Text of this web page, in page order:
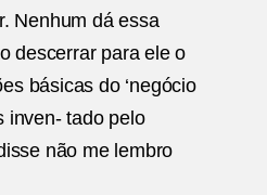
Nenhum dá essa
descerrar para ele o
básicas do ‘negócio
inven- tado pelo
não me lembro